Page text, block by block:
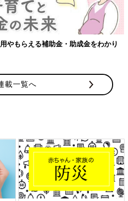
るものも】妊婦の感染症対策、知っ
載一覧へ